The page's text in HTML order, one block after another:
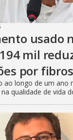
usado
mil
por
ao longo de um ano
qualidade de vida